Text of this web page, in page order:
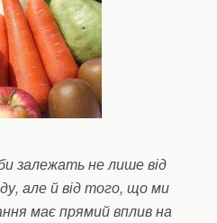
залежать не лише від
але й від того, що ми
має прямий вплив на